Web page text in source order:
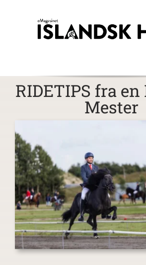
Velkommen
Artikler
Om magasinet
Annoncering
Kontakt
RIDETIPS fra
Mester